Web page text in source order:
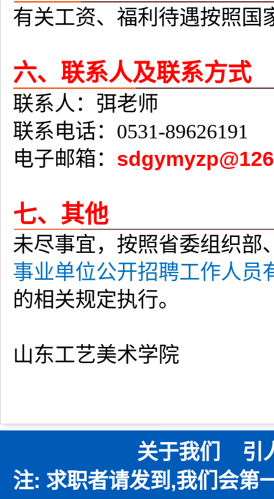
有关工资、福利待遇按照国
六、联系人及联系方式
联系人：弭老师
联系电话：0531-89626191
电子邮箱：
七、其他
未尽事宜，按照省委组织部
事业单位公开招聘工作人员
的相关规定执行。
山东工艺美术学院
关于我们 引
注: 求职者请发到,我们会第